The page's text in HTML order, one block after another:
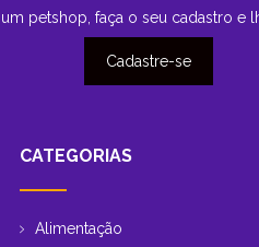
petshop, faça o seu cadastro e
Cadastre-se
CATEGORIAS
Alimentação